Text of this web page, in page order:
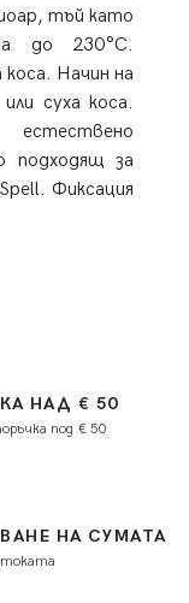
тъй като
до 230°C.
Начин на
суха коса.
подходящ за
Фиксация
НАД € 50
под € 50
НА СУМАТА